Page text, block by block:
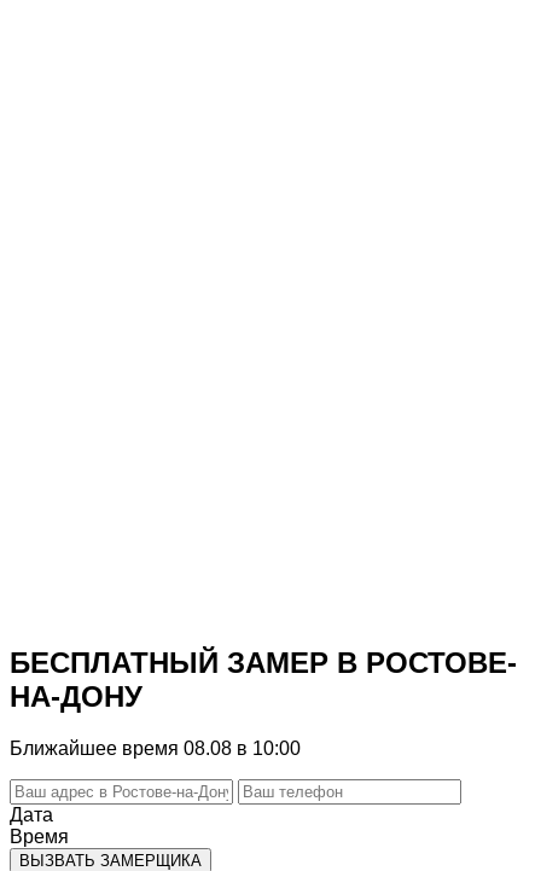
БЕСПЛАТНЫЙ ЗАМЕР В РОСТОВЕ-
НА-ДОНУ
Ближайшее время 08.08 в 10:00
Дата
Время
ВЫЗВАТЬ ЗАМЕРЩИКА